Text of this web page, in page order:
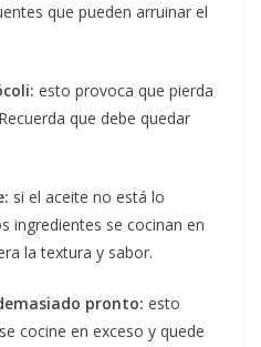
que pueden arruinar el
esto provoca que pierda
que debe quedar
si el aceite no está lo
ingredientes se cocinan en
la textura y sabor.
pronto: esto
cocine en exceso y quede